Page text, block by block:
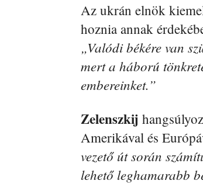
Az ukrán elnök
hoznia annak
„Valódi békére van
mert a háború
embereinket.”
Zelenszkij
Amerikával és
vezető út során
lehető leghamarabb